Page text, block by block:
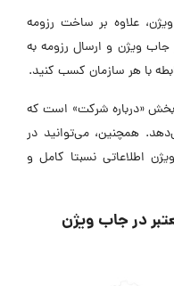
علاوه بر ساخت رزومه
جاب ویژن و ارسال رزومه به
با هر سازمان کسب کنید.
«درباره شرکت» است که
همچنین، می‌توانید در
اطلاعاتی نسبتا کامل و
در جاب ویژن